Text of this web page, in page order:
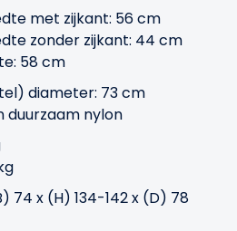
met zijkant: 56 cm
zonder zijkant: 44 cm
58 cm
diameter: 73 cm
duurzaam nylon
74 x (H) 134-142 x (D) 78